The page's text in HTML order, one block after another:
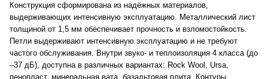
Конструкция сформирована из надёжных материалов,
выдерживающих интенсивную эксплуатацию. Металлический лист
толщиной от 1,5 мм обеспечивает прочность и взломостойкость.
Петли выдерживают интенсивную эксплуатацию и не требуют
частого обслуживания. Внутри звуко- и теплоизоляция 4 класса (до
–37 дБ), доступна в различных вариантах: Rock Wool, Ursa,
пенопласт, минеральная вата, базальтовая плита. Контуры